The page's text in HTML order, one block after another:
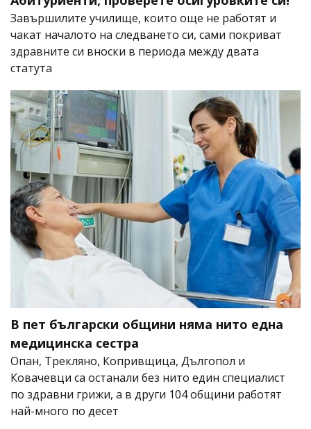
Завършилите училище, които още не работят и
чакат началото на следването си, сами покриват
здравните си вноски в периода между двата
статута
В пет български общини няма нито една
медицинска сестра
Опан, Трекляно, Копривщица, Дългопол и
Ковачевци са останали без нито един специалист
по здравни грижи, а в други 104 общини работят
най-много по десет